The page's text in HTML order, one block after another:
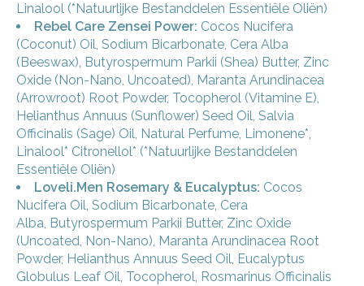
Linalool (*Natuurlijke Bestanddelen Essentiële Oliën)
Rebel Care Zensei Power: Cocos Nucifera
(Coconut) Oil, Sodium Bicarbonate, Cera Alba
(Beeswax), Butyrospermum Parkii (Shea) Butter, Zinc
Oxide (Non-Nano, Uncoated), Maranta Arundinacea
(Arrowroot) Root Powder, Tocopherol (Vitamine E),
Helianthus Annuus (Sunflower) Seed Oil, Salvia
Officinalis (Sage) Oil, Natural Perfume, Limonene*,
Linalool* Citronellol* (*Natuurlijke Bestanddelen
Essentiële Oliën)
Loveli.Men Rosemary & Eucalyptus: Cocos
Nucifera Oil, Sodium Bicarbonate, Cera
Alba, Butyrospermum Parkii Butter, Zinc Oxide
(Uncoated, Non-Nano), Maranta Arundinacea Root
Powder, Helianthus Annuus Seed Oil, Eucalyptus
Globulus Leaf Oil, Tocopherol, Rosmarinus Officinalis